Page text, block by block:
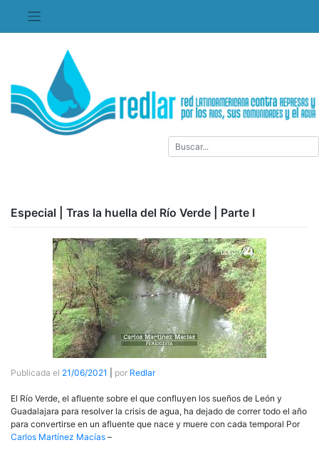
contenido
Especial | Tras la huella del Río Verde | Parte I
Publicada el 21/06/2021 por Redlar
El Río Verde, el afluente sobre el que confluyen los sueños de León y
Guadalajara para resolver la crisis de agua, ha dejado de correr todo el año
para convertirse en un afluente que nace y muere con cada temporal Por
Carlos Martínez Macías –